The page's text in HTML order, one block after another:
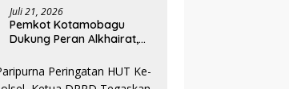
Juli 21, 2026
Pemkot Kotamobagu
Dukung Peran Alkhairat,
Resmi Dilantik